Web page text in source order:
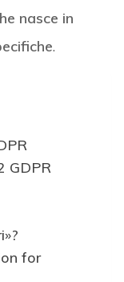
nasce in
.
GDPR
for